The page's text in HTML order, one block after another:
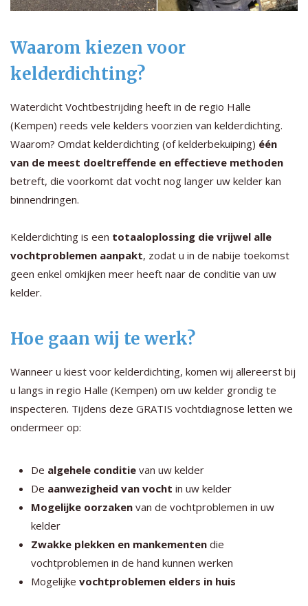
Waarom kiezen voor
kelderdichting?
Waterdicht Vochtbestrijding heeft in de regio Halle
(Kempen) reeds vele kelders voorzien van kelderdichting.
Waarom? Omdat kelderdichting (of kelderbekuiping) één
van de meest doeltreffende en effectieve methoden
betreft, die voorkomt dat vocht nog langer uw kelder kan
binnendringen.
Kelderdichting is een totaaloplossing die vrijwel alle
vochtproblemen aanpakt, zodat u in de nabije toekomst
geen enkel omkijken meer heeft naar de conditie van uw
kelder.
Hoe gaan wij te werk?
Wanneer u kiest voor kelderdichting, komen wij allereerst bij
u langs in regio Halle (Kempen) om uw kelder grondig te
inspecteren. Tijdens deze GRATIS vochtdiagnose letten we
ondermeer op:
De algehele conditie van uw kelder
De aanwezigheid van vocht in uw kelder
Mogelijke oorzaken van de vochtproblemen in uw
kelder
Zwakke plekken en mankementen die
vochtproblemen in de hand kunnen werken
Mogelijke vochtproblemen elders in huis